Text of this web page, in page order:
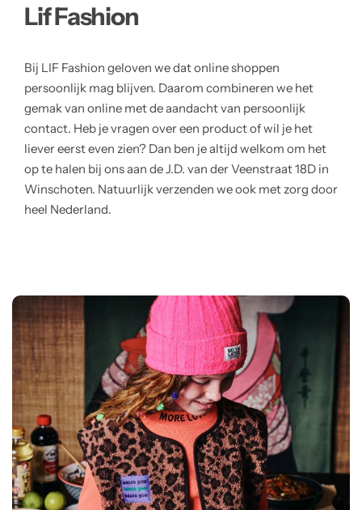
Lif Fashion
Bij LIF Fashion geloven we dat online shoppen
persoonlijk mag blijven. Daarom combineren we het
gemak van online met de aandacht van persoonlijk
contact. Heb je vragen over een product of wil je het
liever eerst even zien? Dan ben je altijd welkom om het
op te halen bij ons aan de J.D. van der Veenstraat 18D in
Winschoten. Natuurlijk verzenden we ook met zorg door
heel Nederland.